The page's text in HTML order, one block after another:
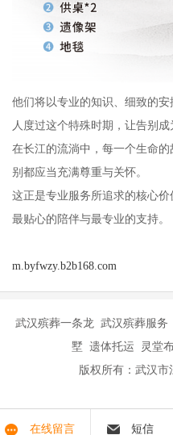
他们将以专业的知识、细致的
人度过这个特殊时期，让告别成
在长江的流淌中，每一个生命
别都应当充满尊重与关怀。
这正是专业服务所追求的核心
最贴心的陪伴与最专业的支持。
m.byfwzy.b2b168.com
武汉殡葬一条龙 武汉殡葬服
墅 遗体托运 灵堂
版权所有：武汉
在线留言 短信